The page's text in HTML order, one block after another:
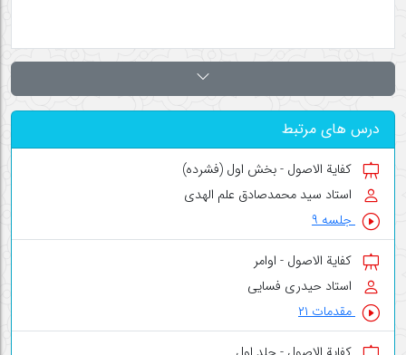
درس های مرتبط
کفایة الاصول - بخش اول (فشرده)
استاد سید محمدصادق علم الهدی
جلسه ۹
کفایة الاصول - اوامر
استاد حیدری فسایی
مقدمات ۲۱